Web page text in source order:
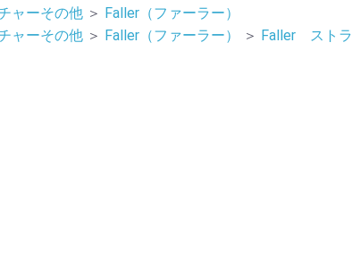
ャーその他 ＞ Faller（ファーラー）
ャーその他 ＞ Faller（ファーラー） ＞ Faller ストラ